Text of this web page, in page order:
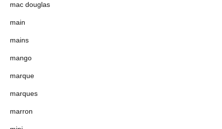
mac douglas
main
mains
mango
marque
marques
marron